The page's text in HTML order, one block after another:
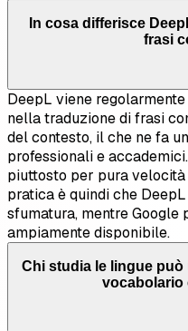
In cosa differisce
frasi
DeepL viene
nella traduzione di frasi
del contesto, il che ne fa
professionali e
piuttosto per pura
pratica è quindi che
sfumatura, mentre Google
ampiamente disponibile.
Chi studia le lingue può
vocabolario